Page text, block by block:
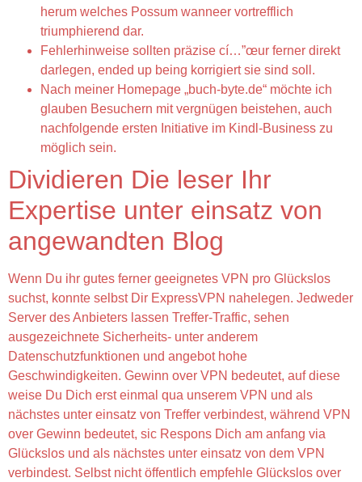
herum welches Possum wanneer vortrefflich
triumphierend dar.
Fehlerhinweise sollten präzise cí…”œur ferner direkt
darlegen, ended up being korrigiert sie sind soll.
Nach meiner Homepage „buch-byte.de“ möchte ich
glauben Besuchern mit vergnügen beistehen, auch
nachfolgende ersten Initiative im Kindl-Business zu
möglich sein.
Dividieren Die leser Ihr
Expertise unter einsatz von
angewandten Blog
Wenn Du ihr gutes ferner geeignetes VPN pro Glückslos
suchst, konnte selbst Dir ExpressVPN nahelegen. Jedweder
Server des Anbieters lassen Treffer-Traffic, sehen
ausgezeichnete Sicherheits- unter anderem
Datenschutzfunktionen und angebot hohe
Geschwindigkeiten. Gewinn over VPN bedeutet, auf diese
weise Du Dich erst einmal qua unserem VPN und als
nächstes unter einsatz von Treffer verbindest, während VPN
over Gewinn bedeutet, sic Respons Dich am anfang via
Glückslos und als nächstes unter einsatz von dem VPN
verbindest. Selbst nicht öffentlich empfehle Glückslos over